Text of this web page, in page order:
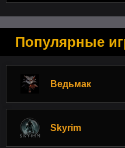
Популярные
Ведьмак
Skyrim